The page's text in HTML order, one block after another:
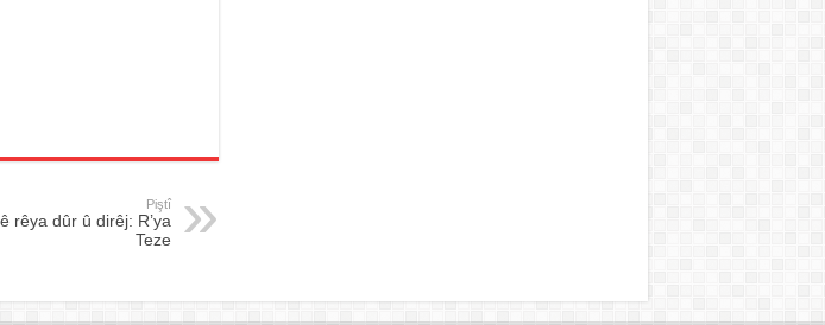
Piştî
rêya dûr û dirêj: R’ya
Teze